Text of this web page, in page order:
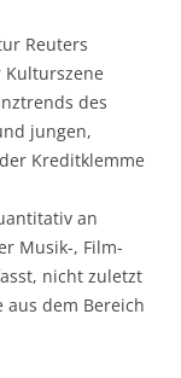
Reuters
des
jungen,
Kreditklemme
an
Musik-, Film-
nicht zuletzt
dem Bereich